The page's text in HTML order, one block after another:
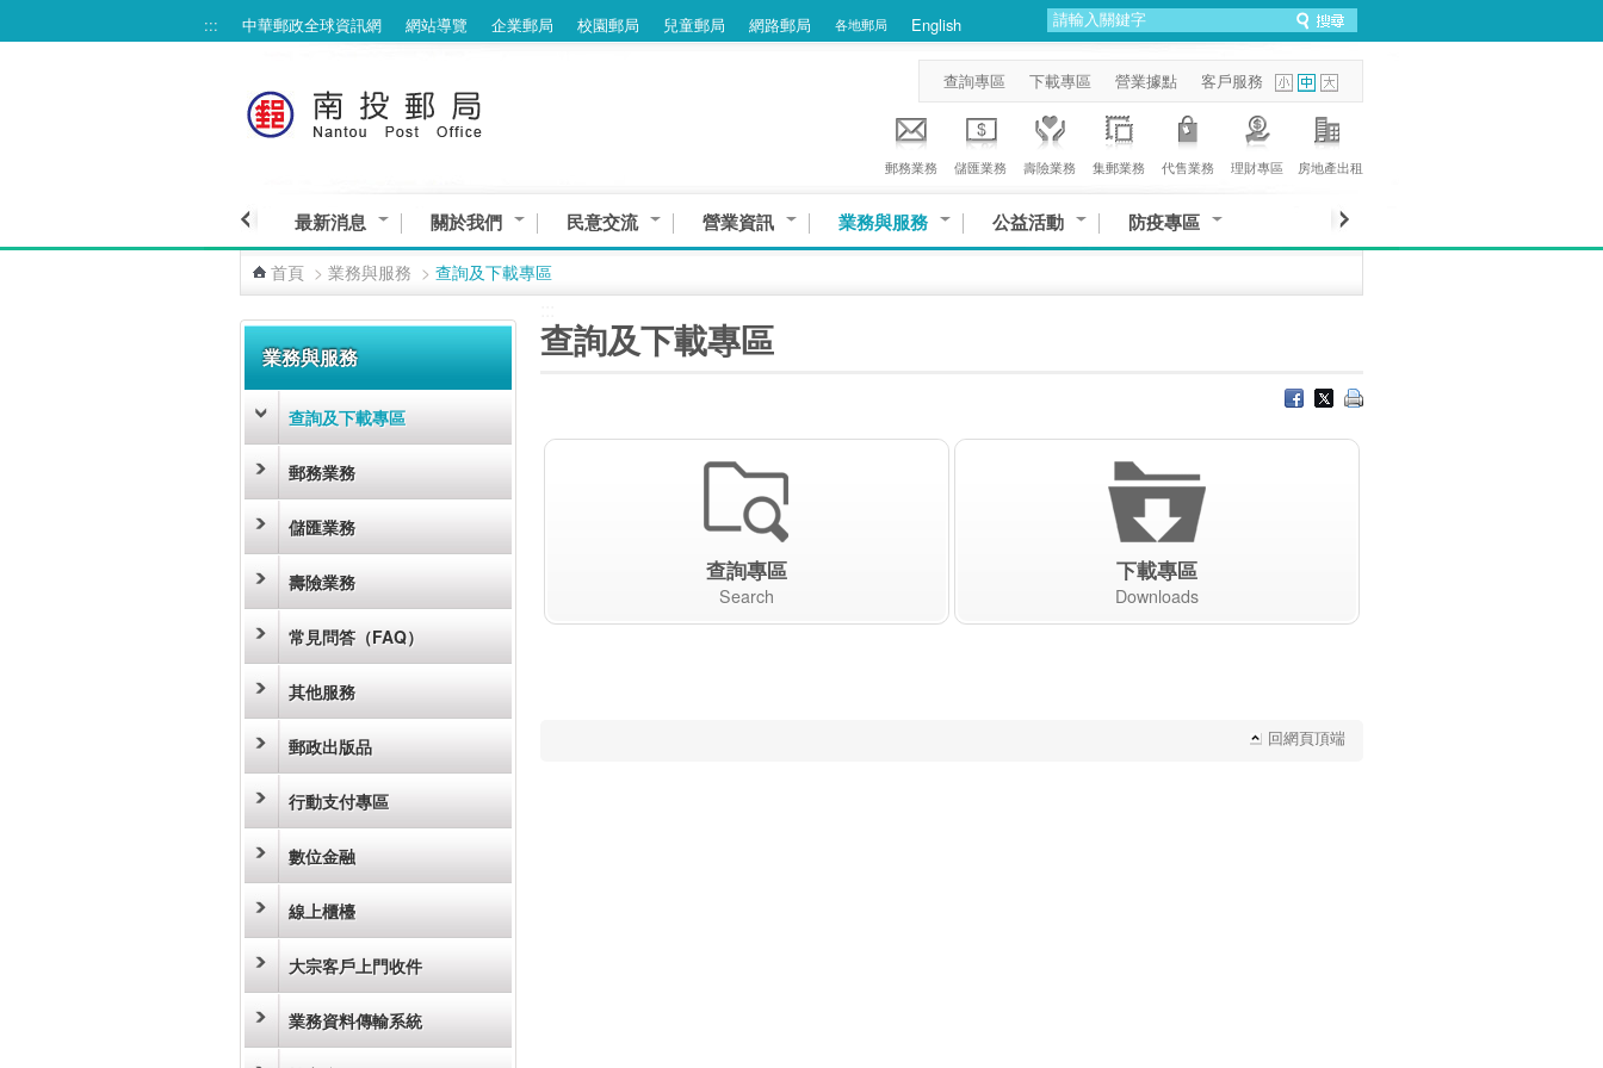
::: 中華郵政全球資訊網 網站導覽 企業郵局 校園郵局 兒童郵局 網路郵局 各地郵局 English
查詢專區 下載專區 營業據點 客戶服務
郵務業務 儲匯業務 壽險業務 集郵業務 代售業務 理財專區 房地產出租
最新消息 關於我們 民意交流 營業資訊 業務與服務 公益活動 防疫專區
首頁 > 業務與服務 > 查詢及下載專區
業務與服務
查詢及下載專區
郵務業務
儲匯業務
壽險業務
常見問答（FAQ）
其他服務
郵政出版品
行動支付專區
數位金融
線上櫃檯
大宗客戶上門收件
業務資料傳輸系統
查詢及下載專區
查詢專區
Search
下載專區
Downloads
回網頁頂端